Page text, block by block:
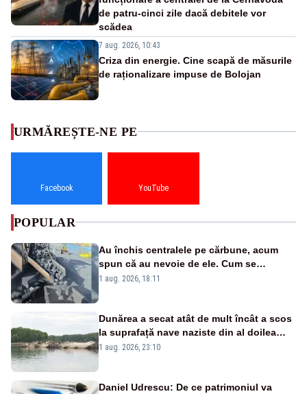
de patru-cinci zile dacă debitele vor
scădea
7 aug. 2026, 10:43
Criza din energie. Cine scapă de măsurile
de raționalizare impuse de Bolojan
URMĂREȘTE-NE PE
Facebook YouTube
POPULAR
Au închis centralele pe cărbune, acum
spun că au nevoie de ele. Cum se
pasează vina în plină criză energetică
1 aug. 2026, 18:11
Dunărea a secat atât de mult încât a scos
la suprafață nave naziste din al doilea
război mondial
1 aug. 2026, 23:10
Daniel Udrescu: De ce patrimoniul va